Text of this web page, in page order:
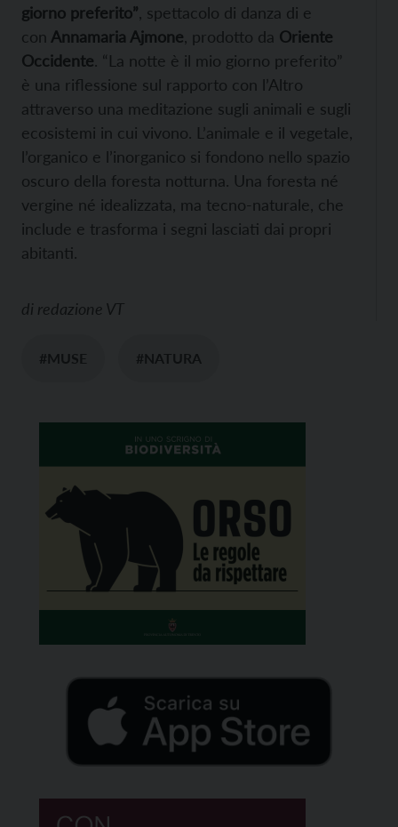
giorno preferito” , spettacolo di danza di e
con Annamaria Ajmone , prodotto da Oriente
Occidente. “La notte è il mio giorno preferito”
è una riflessione sul rapporto con l’Altro
attraverso una meditazione sugli animali e sugli
ecosistemi in cui vivono. L’animale e il vegetale,
l’organico e l’inorganico si fondono nello spazio
oscuro della foresta notturna. Una foresta né
vergine né idealizzata, ma tecno-naturale, che
include e trasforma i segni lasciati dai propri
abitanti.
di redazione VT
#MUSE #NATURA